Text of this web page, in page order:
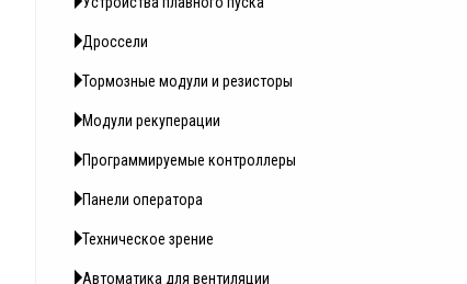
Дроссели
Тормозные модули и резисторы
Модули рекуперации
Программируемые контроллеры
Панели оператора
Техническое зрение
Автоматика для вентиляции